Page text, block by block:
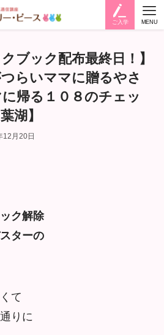
ご入学 MENU
クブック配布最終日！】
らいママに贈るやさ
帰る１０８のチェッ
湖】
12月20日
ク解除
ターの
て
りに